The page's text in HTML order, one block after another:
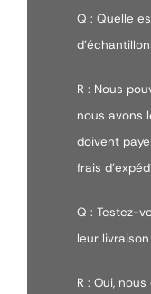
Q : Quelle
R : Nous
nous avons
doivent
frais
Q : Testez-
leur
R : Oui,